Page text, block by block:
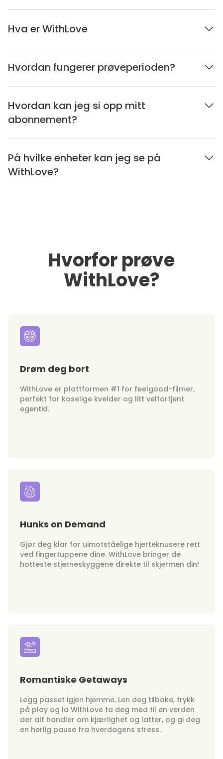
Hva er WithLove
Hvordan fungerer prøveperioden?
Hvordan kan jeg si opp mitt
abonnement?
På hvilke enheter kan jeg se på
WithLove?
Hvorfor prøve
WithLove?
Drøm deg bort
WithLove er plattformen #1 for feelgood-filmer,
perfekt for koselige kvelder og litt velfortjent
egentid.
Hunks on Demand
Gjør deg klar for uimotståelige hjerteknusere rett
ved fingertuppene dine. WithLove bringer de
hotteste stjerneskyggene direkte til skjermen din!
Romantiske Getaways
Legg passet igjen hjemme. Len deg tilbake, trykk
på play og la WithLove ta deg med til en verden
der alt handler om kjærlighet og latter, og gi deg
en herlig pause fra hverdagens stress.